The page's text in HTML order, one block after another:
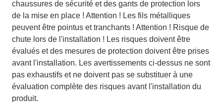
chaussures de sécurité et des gants de protection lors
de la mise en place ! Attention ! Les fils métalliques
peuvent être pointus et tranchants ! Attention ! Risque de
chute lors de l'installation ! Les risques doivent être
évalués et des mesures de protection doivent être prises
avant l'installation. Les avertissements ci-dessus ne sont
pas exhaustifs et ne doivent pas se substituer à une
évaluation complète des risques avant l'installation du
produit.